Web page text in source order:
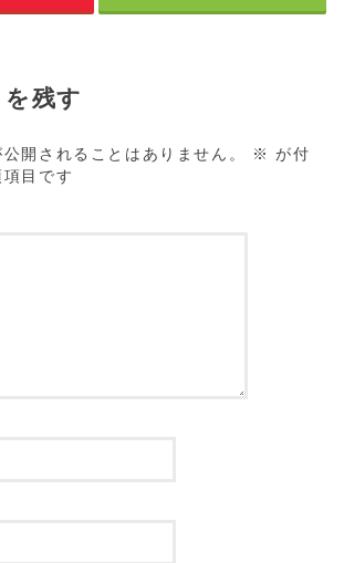
残す
開されることはありません。 ※ が付
目です